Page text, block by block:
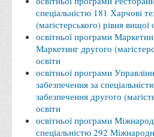
Екскурсія до ВТЕІ
SEL
Smart Electronic Learning
Репозиторій
Структура
Адміністрація
Факультети
спеціальністю 181 Харчові
(магістерського) рівня вищої
освітньої програми
Маркетинг другого
освіти
освітньої програми
забезпечення за
забезпечення другого
освіти
освітньої програми
спеціальністю 292